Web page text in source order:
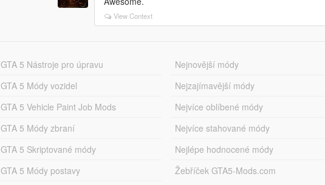
View Context
GTA 5 Nástroje pro úpravu
GTA 5 Módy vozidel
GTA 5 Vehicle Paint Job Mods
GTA 5 Módy zbraní
GTA 5 Skriptované módy
GTA 5 Módy postavy
Nejnovější módy
Nejzajímavější módy
Nejvíce oblíbené módy
Nejvíce stahované módy
Nejlépe hodnocené módy
Žebříček GTA5-Mods.com